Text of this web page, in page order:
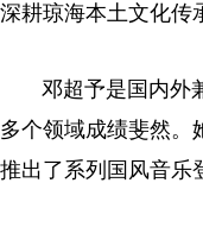
深耕琼海本土文化传
邓超予是国内外兼
多个领域成绩斐然。
推出了系列国风音乐